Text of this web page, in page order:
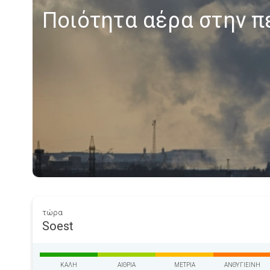
Ποιότητα αέρα στην
τώρα
Soest
ΚΑΛΉ ΑΊΘΡΙΑ ΜΈΤΡΙΑ ΑΝΘΥΓΙΕΙΝΉ